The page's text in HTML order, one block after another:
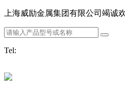
上海威励金属集团有限公司竭诚
Tel: